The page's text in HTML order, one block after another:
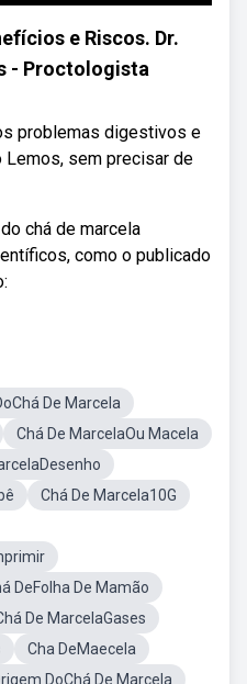
e Riscos. Dr.
- Proctologista
problemas digestivos e
sem precisar de
chá de marcela
como o publicado
De Marcela
Chá De MarcelaOu Macela
Chá De Marcela10G
DeFolha De Mamão
De MarcelaGases
Cha DeMaecela
DoChá De Marcela